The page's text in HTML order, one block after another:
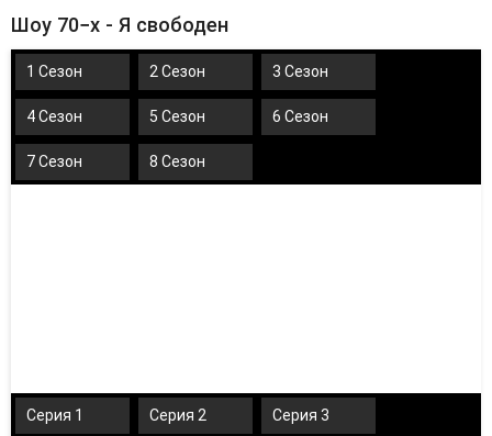
Шоу 70−х - Я свободен
1 Сезон 2 Сезон 3 Сезон
4 Сезон 5 Сезон 6 Сезон
7 Сезон 8 Сезон
Серия 1 Серия 2 Серия 3